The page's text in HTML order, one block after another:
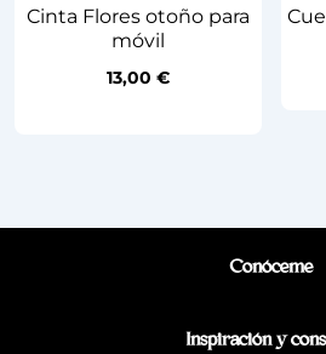
Cinta Flores otoño para
móvil
13,00 €
Conóceme
Inspiración y